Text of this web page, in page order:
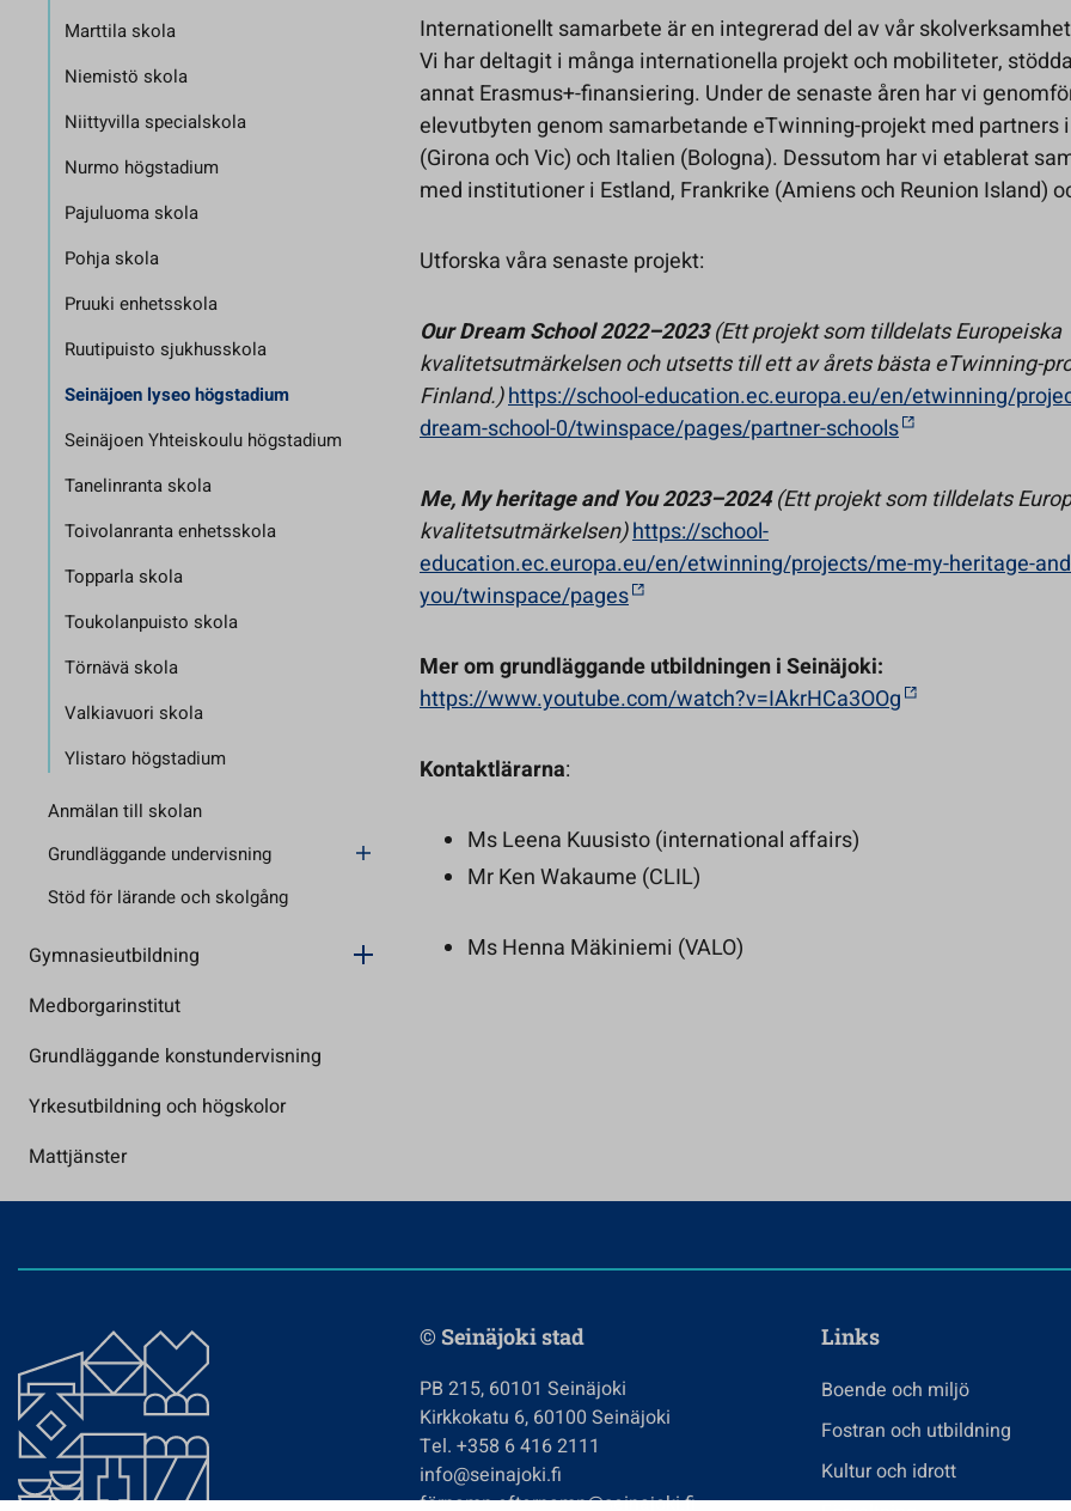
Marttila skola
Niemistö skola
Niittyvilla specialskola
Nurmo högstadium
Pajuluoma skola
Pohja skola
Pruuki enhetsskola
Ruutipuisto sjukhusskola
Seinäjoen lyseo högstadium
Seinäjoen Yhteiskoulu högstadium
Tanelinranta skola
Toivolanranta enhetsskola
Topparla skola
Toukolanpuisto skola
Törnävä skola
Valkiavuori skola
Ylistaro högstadium
Anmälan till skolan
Grundläggande undervisning
Stöd för lärande och skolgång
Gymnasieutbildning
Medborgarinstitut
Grundläggande konstundervisning
Yrkesutbildning och högskolor
Mattjänster
Internationellt samarbete är en integrerad del av vår
Vi har deltagit i många internationella projekt och mobiliteter,
annat Erasmus+-finansiering. Under de senaste åren har vi
elevutbyten genom samarbetande eTwinning-projekt med partners
(Girona och Vic) och Italien (Bologna). Dessutom har vi etablerat
med institutioner i Estland, Frankrike (Amiens och Reunion Island)
Utforska våra senaste projekt:
Our Dream School 2022–2023(Ett projekt som tilldelats Europeiska
kvalitetsutmärkelsen och utsetts till ett av årets bästa eTwinning-
Finland.)https://school-education.ec.europa.eu/en/etwinning/
dream-school-0/twinspace/pages/partner-schools
Me, My heritage and You 2023–2024(Ett projekt som tilldelats
kvalitetsutmärkelsen)https://school-
education.ec.europa.eu/en/etwinning/projects/me-my-heritage-
you/twinspace/pages
Mer om grundläggande utbildningen i Seinäjoki:
https://www.youtube.com/watch?v=IAkrHCa3OOg
Kontaktlärarna:
Ms Leena Kuusisto (international affairs)
Mr Ken Wakaume (CLIL)
Ms Henna Mäkiniemi (VALO)
© Seinäjoki stad
PB 215, 60101 Seinäjoki
Kirkkokatu 6, 60100 Seinäjoki
Tel. +358 6 416 2111
info@seinajoki.fi
förnamn.efternamn@seinajoki.fi
Links
Boende och miljö
Fostran och utbildning
Kultur och idrott